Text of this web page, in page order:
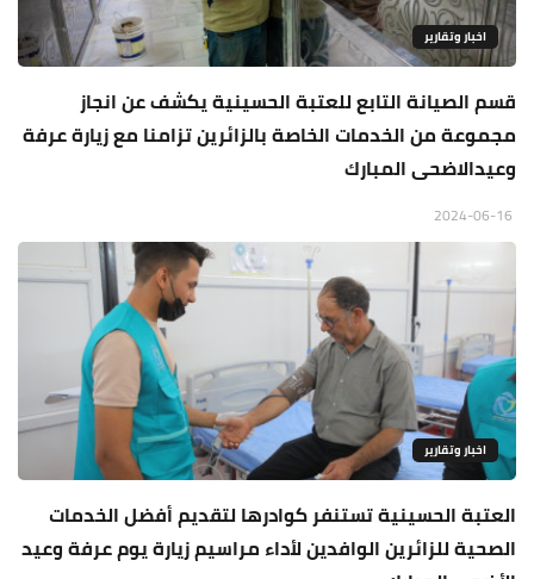
اخبار وتقارير
قسم الصيانة التابع للعتبة الحسينية يكشف عن انجاز
مجموعة من الخدمات الخاصة بالزائرين تزامنا مع زيارة عرفة
وعيدالاضحى المبارك
اخبار وتقارير
العتبة الحسينية تستنفر كوادرها لتقديم أفضل الخدمات
الصحية للزائرين الوافدين لأداء مراسيم زيارة يوم عرفة وعيد